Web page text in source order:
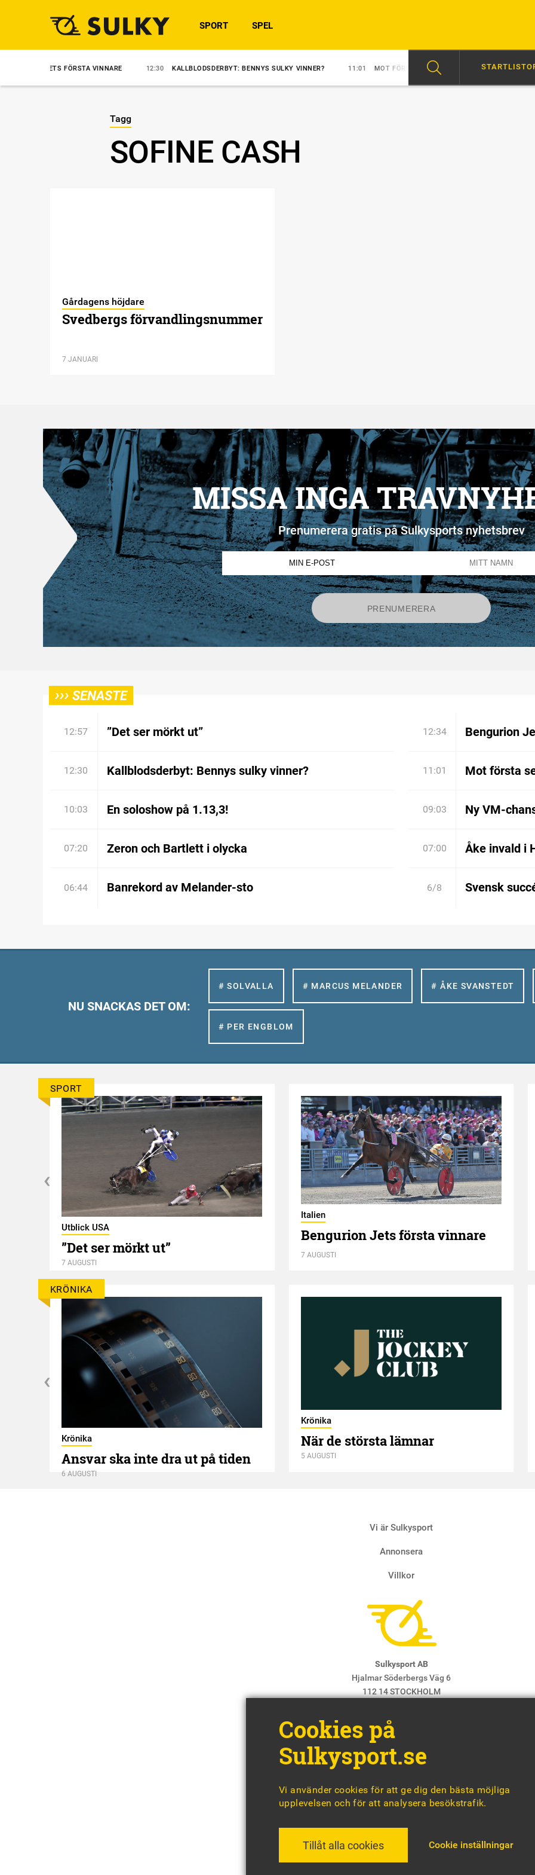
SPORT SPEL
JETS FÖRSTA VINNARE 12:30 KALLBLODSDERBYT: BENNYS SULKY VINNER? 11:01 MOT FÖRSTA SEGERN? 10:03 EN SOLOSHOW PÅ
Tagg
SOFINE CASH
Gårdagens höjdare
Svedbergs förvandlingsnummer
7 JANUARI
MISSA INGA
Prenumerera gratis på Sulkysports nyhetsbrev
››› SENASTE
12:57 ”Det ser mörkt ut” 12:34 Bengurion
12:30 Kallblodsderbyt: Bennys sulky vinner? 11:01 Mot första
10:03 En soloshow på 1.13,3! 09:03 Ny VM-
07:20 Zeron och Bartlett i olycka 07:00 Åke invald i
06:44 Banrekord av Melander-sto 6/8 Svensk
NU SNACKAS DET OM:
# SOLVALLA # MARCUS MELANDER # ÅKE SVANSTEDT
# PER ENGBLOM
SPORT
Utblick USA
”Det ser mörkt ut”
7 AUGUSTI
Italien
Bengurion Jets första vinnare
7 AUGUSTI
KRÖNIKA
Krönika
Ansvar ska inte dra ut på tiden
6 AUGUSTI
Krönika
När de största lämnar
5 AUGUSTI
Vi är Sulkysport
Annonsera
Villkor
Sulkysport AB
Hjalmar Söderbergs Väg 6
112 14 STOCKHOLM
Chefredaktör & ansvarig utgivare:
Cookies på
Sulkysport.se
Vi använder cookies för att ge dig den bästa möjliga
upplevelsen och för att analysera besökstrafik.
Tillåt alla cookies Cookie inställningar